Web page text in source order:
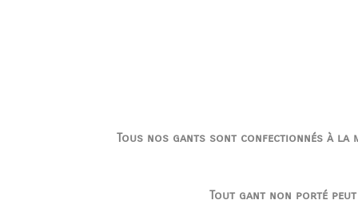
Tous nos gants sont confectionnés à
Tout gant non porté